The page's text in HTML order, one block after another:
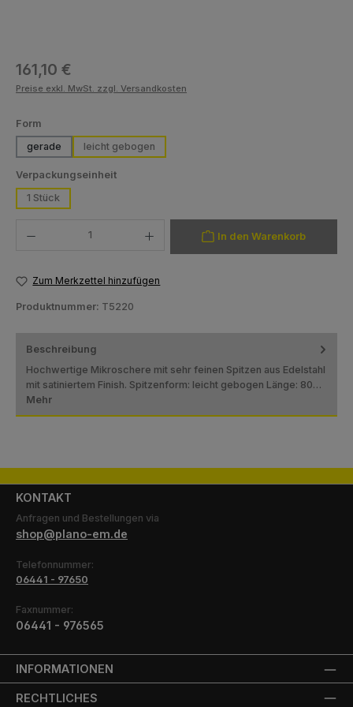
Regulärer Preis:
161,10 €
Preise exkl. MwSt. zzgl. Versandkosten
Form
gerade
leicht gebogen
Verpackungseinheitauswählen
1 Stück
In den Warenkorb
Zum Merkzettel hinzufügen
Produktnummer: T5220
Beschreibung
Hochwertige Mikroschere mit sehr feinen Spitzen aus Edelstahl
mit satiniertem Finish. Spitzenform: leicht gebogen Länge: 80…
Mehr
KONTAKT
Anfragen und Bestellungen via
shop@plano-em.de
Telefonnummer:
06441 - 97650
Faxnummer:
06441 - 976565
INFORMATIONEN
RECHTLICHES